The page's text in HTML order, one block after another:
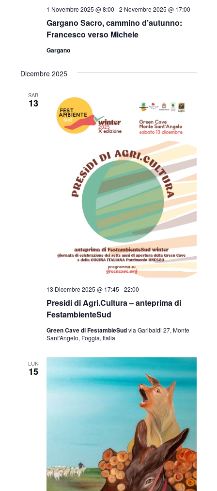
Gargano Sacro, cammino d’autunno:
Francesco verso Michele
1 Novembre 2025 @ 8:00 -2 Novembre 2025 @ 17:00
Gargano
Dicembre 2025
SAB
13
Presidi di Agri.Cultura – anteprima di
FestambienteSud
13 Dicembre 2025 @ 17:45 -22:00
Green Cave di FestambieSudvia Garibaldi 27, Monte
Sant'Angelo, Foggia, Italia
LUN
15